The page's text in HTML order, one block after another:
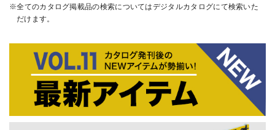
全てのカタログ掲載品の検索についてはデジタルカタログにて検索いた
だけます。